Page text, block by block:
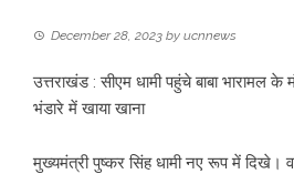
December 28, 2023 by ucnnews
उत्तराखंड : सीएम धामी पहुंचे बाबा भारामल के
भंडारे में खाया खाना
मुख्यमंत्री पुष्कर सिंह धामी नए रूप में